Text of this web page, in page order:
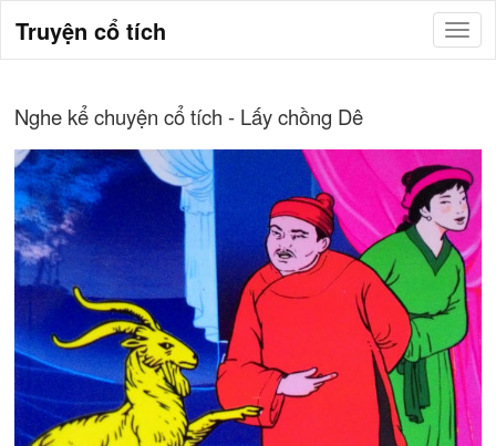
Truyện cổ tích
Nghe kể chuyện cổ tích - Lấy chồng Dê